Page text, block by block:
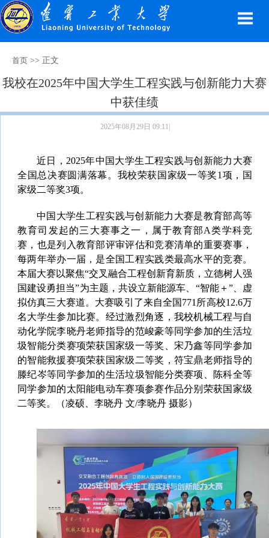
首页 >> 正文
我校在2025年中国大学生工程实践与创新能力大赛
中获佳绩
2025年08月29日 09:11|
近日，2025年中国大学生工程实践与创新能力大赛
全国总决赛圆满落幕。我校荣获国家级一等奖1项，国
家级二等奖3项。
中国大学生工程实践与创新能力大赛是教育部高等
教育司发起的三大赛事之一，属于教育部A类学科竞
赛，也是列入教育部评审评估和竞赛清单的重要赛事，
每两年举办一届，是全国工程实践类最高水平的竞赛。
本届大赛以聚焦“交叉融合工程创新育新质，立德树人强
国建设勇担当”为主题，共设立新能源车、“智能＋”、虚
拟仿真三大赛道。大赛吸引了来自全国771所高校12.6万
名大学生参加比赛。经过激烈角逐，我校机械工程与自
动化学院李晓丹老师指导的范峻豪等同学参加的生活垃
圾智能分类赛项荣获国家级一等奖、宋乃鑫等同学参加
的智能救援赛项荣获国家级二等奖，符宝鼎老师指导的
滕纪岑等同学参加的生活垃圾智能分类赛项、陈科全等
同学参加的太阳能电动车赛项参赛作品分别荣获国家级
二等奖。（凌硕、李晓丹 文/李晓丹 摄影）